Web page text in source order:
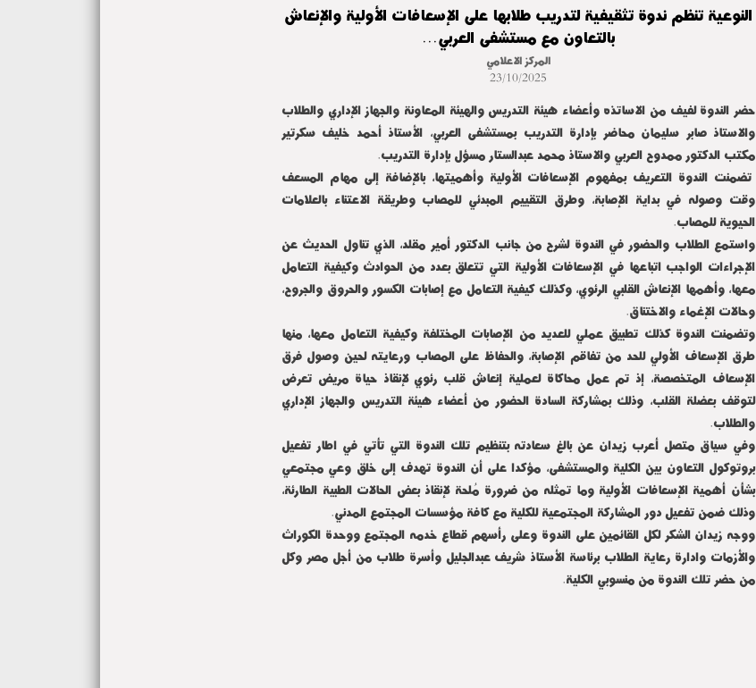
النوعية تنظم ندوة تثقيفية لتدريب طلابها على الإسعافات الأولية والإنعاش
بالتعاون مع مستشفى العربي...
المركز الاعلامي
23/10/2025
حضر الندوة لفيف من الاساتذه وأعضاء هيئة التدريس والهيئة المعاونة والجهاز الإداري والطلاب
والاستاذ صابر سليمان محاضر بإدارة التدريب بمستشفى العربي، الأستاذ أحمد خليف سكرتير
مكتب الدكتور ممدوح العربي والاستاذ محمد عبدالستار مسؤل بإدارة التدريب.
تضمنت الندوة التعريف بمفهوم الإسعافات الأولية وأهميتها، بالإضافة إلى مهام المسعف
وقت وصوله في بداية الإصابة، وطرق التقييم المبدئي للمصاب وطريقة الاعتناء بالعلامات
الحيوية للمصاب.
واستمع الطلاب والحضور في الندوة لشرح من جانب الدكتور أمير مقلد، الذي تناول الحديث عن
الإجراءات الواجب اتباعها في الإسعافات الأولية التي تتعلق بعدد من الحوادث وكيفية التعامل
معها، وأهمها الإنعاش القلبي الرئوي، وكذلك كيفية التعامل مع إصابات الكسور والحروق والجروح،
وحالات الإغماء والاختناق.
وتضمنت الندوة كذلك تطبيق عملي للعديد من الإصابات المختلفة وكيفية التعامل معها، منها
طرق الإسعاف الأولي للحد من تفاقم الإصابة، والحفاظ على المصاب ورعايته لحين وصول فرق
الإسعاف المتخصصة، إذ تم عمل محاكاة لعملية إنعاش قلب رئوي لإنقاذ حياة مريض تعرض
لتوقف بعضلة القلب، وذلك بمشاركة السادة الحضور من أعضاء هيئة التدريس والجهاز الإداري
والطلاب.
وفي سياق متصل أعرب زيدان عن بالغ سعادته بتنظيم تلك الندوة التي تأتي في اطار تفعيل
بروتوكول التعاون بين الكلية والمستشفى، مؤكدا على أن الندوة تهدف إلى خلق وعي مجتمعي
بشأن أهمية الإسعافات الأولية وما تمثله من ضرورة مُلحة لإنقاذ بعض الحالات الطبية الطارئة،
وذلك ضمن تفعيل دور المشاركة المجتمعية للكلية مع كافة مؤسسات المجتمع المدني.
ووجه زيدان الشكر لكل القائمين على الندوة وعلى رأسهم قطاع خدمه المجتمع ووحدة الكوراث
والأزمات وادارة رعاية الطلاب برئاسة الأستاذ شريف عبدالجليل وأسرة طلاب من أجل مصر وكل
من حضر تلك الندوة من منسوبي الكلية.